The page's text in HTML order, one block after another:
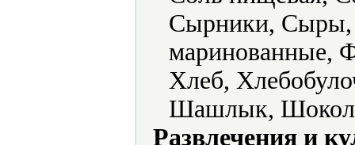
Сырники, Сыры,
маринованные,
Хлеб,
Шашлык,
Развлечения и